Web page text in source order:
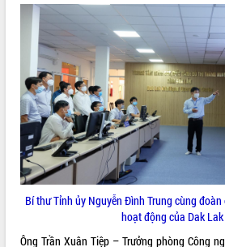
LIÊN KẾT WEB
THỐNG KÊ TRUY CẬP
Hôm nay: 37132
Bí thư Tỉnh ủy Nguyễn Đình Trung cùng
hoạt động của Dak Lak
Ông Trần Xuân Tiệp – Trưởng phòng Công